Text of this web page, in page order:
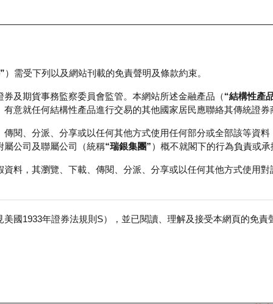
股資料及市場統計 瑞銀輪證教室
）需受下列以及網站刊載的免責聲明及條款約束。
及期貨事務監察委員會監管。本網站所述金融產品（“結構性產
意就任何結構性產品進行交易的其他國家居民應聯絡其傳統證券
閱、分派、分享或以任何其他方式使用任何部分或全部該等資
屬公司及聯屬公司（統稱“瑞銀集團”）概不就閣下的行為負責或承
料，其瀏覽、下載、傳閱、分派、分享或以任何其他方式使用
國1933年證券法規則S），並已閱讀、理解及接受本網頁的免責